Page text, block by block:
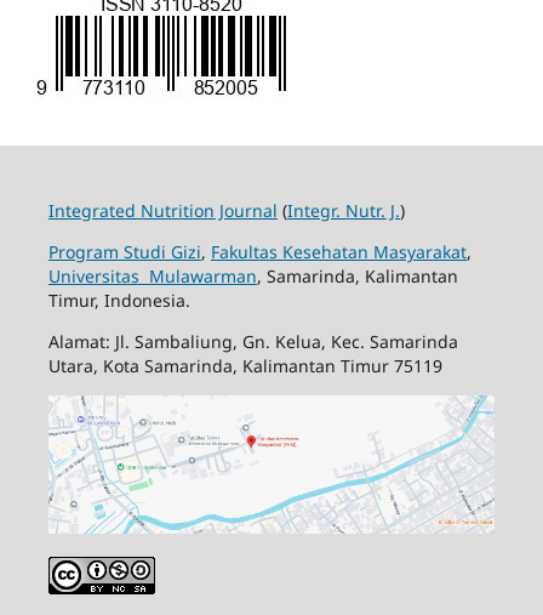
Integrated Nutrition Journal (Integr. Nutr. J.)
Program Studi Gizi, Fakultas Kesehatan Masyarakat,
Universitas Mulawarman, Samarinda, Kalimantan
Timur, Indonesia.
Alamat: Jl. Sambaliung, Gn. Kelua, Kec. Samarinda
Utara, Kota Samarinda, Kalimantan Timur 75119